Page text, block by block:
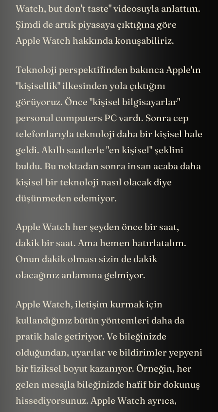
Watch, but don't taste" videosuyla anlattım.
Şimdi de artık piyasaya çıktığına göre
Apple Watch hakkında konuşabiliriz.
Teknoloji perspektifinden bakınca Apple'ın
"kişisellik" ilkesinden yola çıktığını
görüyoruz. Önce "kişisel bilgisayarlar"
personal computers PC vardı. Sonra cep
telefonlarıyla teknoloji daha bir kişisel hale
geldi. Akıllı saatlerle "en kişisel" şeklini
buldu. Bu noktadan sonra insan acaba daha
kişisel bir teknoloji nasıl olacak diye
düşünmeden edemiyor.
Apple Watch her şeyden önce bir saat,
dakik bir saat. Ama hemen hatırlatalım.
Onun dakik olması sizin de dakik
olacağınız anlamına gelmiyor.
Apple Watch, iletişim kurmak için
kullandığınız bütün yöntemleri daha da
pratik hale getiriyor. Ve bileğinizde
olduğundan, uyarılar ve bildirimler yepyeni
bir fiziksel boyut kazanıyor. Örneğin, her
gelen mesajla bileğinizde hafif bir dokunuş
hissediyorsunuz. Apple Watch ayrıca,